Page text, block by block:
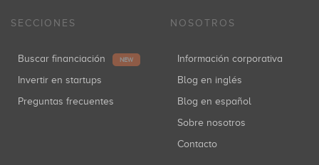
SECCIONES
Buscar financiación NEW
Invertir en startups
Preguntas frecuentes
NOSOTROS
Información corporativa
Blog en inglés
Blog en español
Sobre nosotros
Contacto